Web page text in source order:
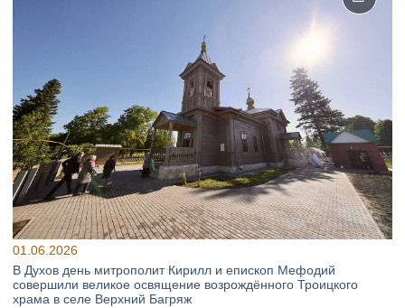
01.06.2026
В Духов день митрополит Кирилл и епископ Мефодий
совершили великое освящение возрождённого Троицкого
храма в селе Верхний Багряж